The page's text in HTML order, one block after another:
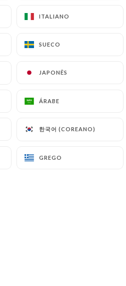
ITALIANO
SUECO
JAPONÊS
ÁRABE
한국어 (COREANO)
GREGO
ITALIANO
SUECO
JAPONÊS
ÁRABE
한국어 (COREANO)
GREGO